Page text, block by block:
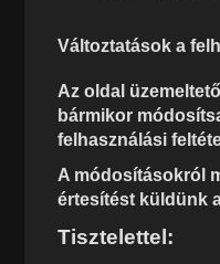
Változtatások a
Az oldal
bármikor
felhasználási
A módosításokról
értesítést küldünk
Tisztelettel: